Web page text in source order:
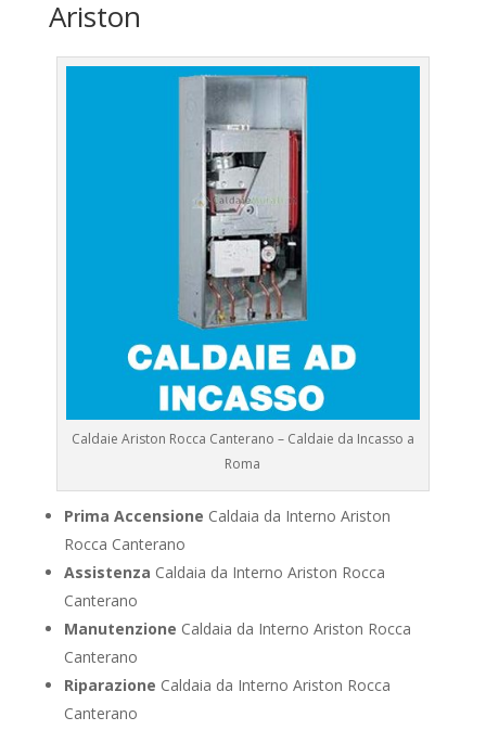
Ariston
Caldaie Ariston Rocca Canterano – Caldaie da Incasso a
Roma
Prima Accensione Caldaia da Interno Ariston
Rocca Canterano
Assistenza Caldaia da Interno Ariston Rocca
Canterano
Manutenzione Caldaia da Interno Ariston Rocca
Canterano
Riparazione Caldaia da Interno Ariston Rocca
Canterano